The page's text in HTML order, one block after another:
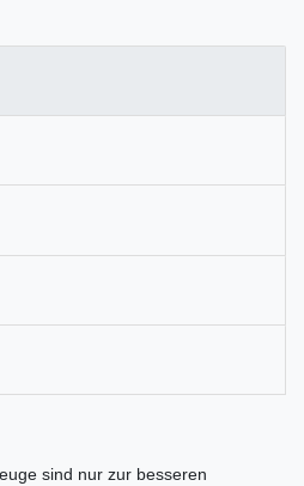
sind nur zur besseren